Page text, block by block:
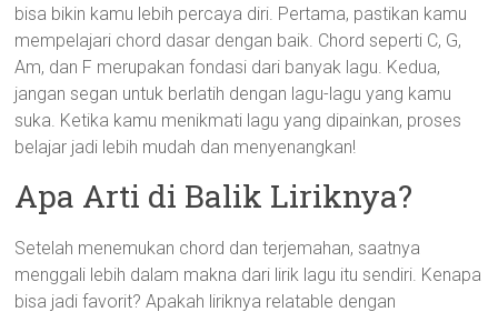
bisa bikin kamu lebih percaya diri. Pertama, pastikan kamu
mempelajari chord dasar dengan baik. Chord seperti C, G,
Am, dan F merupakan fondasi dari banyak lagu. Kedua,
jangan segan untuk berlatih dengan lagu-lagu yang kamu
suka. Ketika kamu menikmati lagu yang dipainkan, proses
belajar jadi lebih mudah dan menyenangkan!
Apa Arti di Balik Liriknya?
Setelah menemukan chord dan terjemahan, saatnya
menggali lebih dalam makna dari lirik lagu itu sendiri. Kenapa
bisa jadi favorit? Apakah liriknya relatable dengan